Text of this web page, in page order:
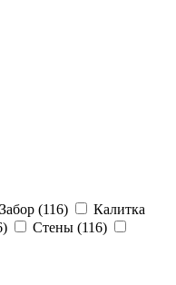
Забор (116)
Калитка
Стены (116)